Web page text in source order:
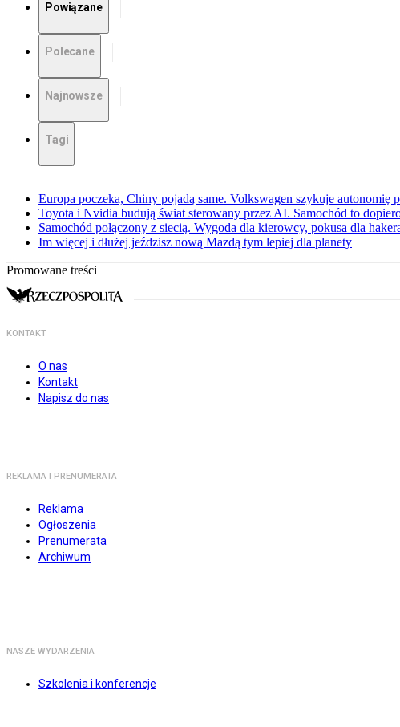
Powiązane
Polecane
Najnowsze
Tagi
Europa poczeka, Chiny pojadą same. Volkswagen szykuje autonomię
Toyota i Nvidia budują świat sterowany przez AI. Samochód to
Samochód połączony z siecią. Wygoda dla kierowcy, pokusa dla
Im więcej i dłużej jeździsz nową Mazdą tym lepiej dla planety
Promowane treści
KONTAKT
O nas
Kontakt
Napisz do nas
REKLAMA I PRENUMERATA
Reklama
Ogłoszenia
Prenumerata
Archiwum
NASZE WYDARZENIA
Szkolenia i konferencje